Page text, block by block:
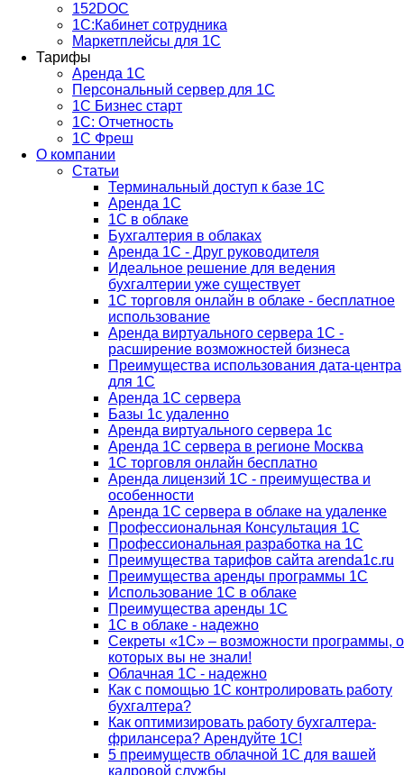
152DOC
1С:Кабинет сотрудника
Маркетплейсы для 1С
Тарифы
Аренда 1С
Персональный сервер для 1С
1С Бизнес старт
1С: Отчетность
1C Фреш
О компании
Статьи
Терминальный доступ к базе 1С
Аренда 1С
1С в облаке
Бухгалтерия в облаках
Аренда 1С - Друг руководителя
Идеальное решение для ведения
бухгалтерии уже существует
1С торговля онлайн в облаке - бесплатное
использование
Аренда виртуального сервера 1С -
расширение возможностей бизнеса
Преимущества использования дата-центра
для 1С
Аренда 1С сервера
Базы 1с удаленно
Аренда виртуального сервера 1с
Аренда 1С сервера в регионе Москва
1С торговля онлайн бесплатно
Аренда лицензий 1С - преимущества и
особенности
Аренда 1С сервера в облаке на удаленке
Профессиональная Консультация 1С
Профессиональная разработка на 1С
Преимущества тарифов сайта arenda1c.ru
Преимущества аренды программы 1С
Использование 1С в облаке
Преимущества аренды 1С
1С в облаке - надежно
Секреты «1С» – возможности программы, о
которых вы не знали!
Облачная 1С - надежно
Как с помощью 1С контролировать работу
бухгалтера?
Как оптимизировать работу бухгалтера-
фрилансера? Арендуйте 1С!
5 преимуществ облачной 1С для вашей
кадровой службы